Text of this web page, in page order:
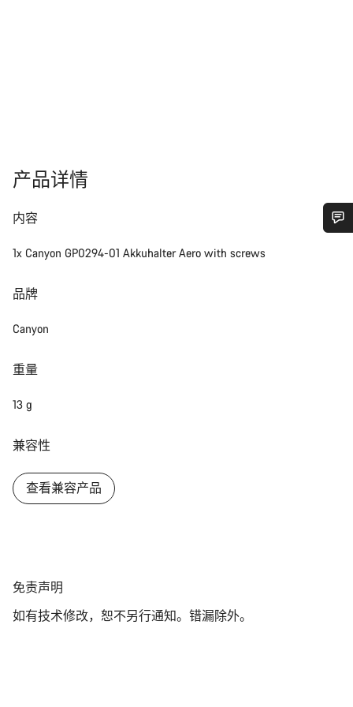
产品详情
内容
1x Canyon GP0294-01 Akkuhalter Aero with screws
品牌
Canyon
重量
13 g
兼容性
查看兼容产品
免
声
免责声明
如有技术修改，恕不另行通知。错漏除外。
您需要帮助吗？